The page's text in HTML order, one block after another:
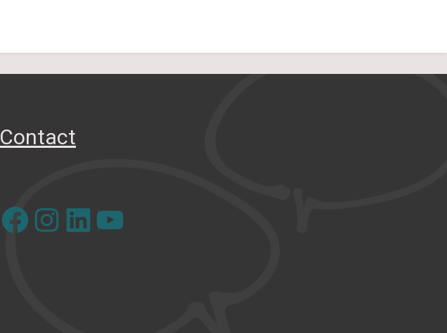
Contact
FacebookInstagram YouTube